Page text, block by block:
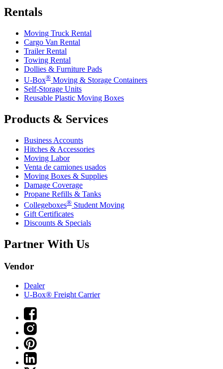
Rentals
Moving Truck Rental
Cargo Van Rental
Trailer Rental
Towing Rental
Dollies & Furniture Pads
U-Box® Moving & Storage Containers
Self-Storage Units
Reusable Plastic Moving Boxes
Products & Services
Business Accounts
Hitches & Accessories
Moving Labor
Venta de camiones usados
Moving Boxes & Supplies
Damage Coverage
Propane Refills & Tanks
Collegeboxes® Student Moving
Gift Certificates
Discounts & Specials
Partner With Us
Vendor
Dealer
U-Box® Freight Carrier